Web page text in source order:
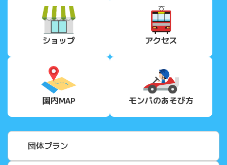
ショップ アクセス
園内MAP モンパのあそび方
団体プラン